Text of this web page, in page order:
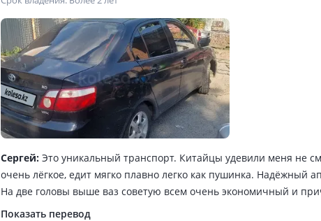
Сергей: Это уникальный транспорт. Китайцы удевили меня не
очень лёгкое, едит мягко плавно легко как пушинка. Надёжный
На две головы выше ваз советую всем очень экономичный и
топлива за городом выходило 3.5 литра, подвеска независимая
Показать перевод